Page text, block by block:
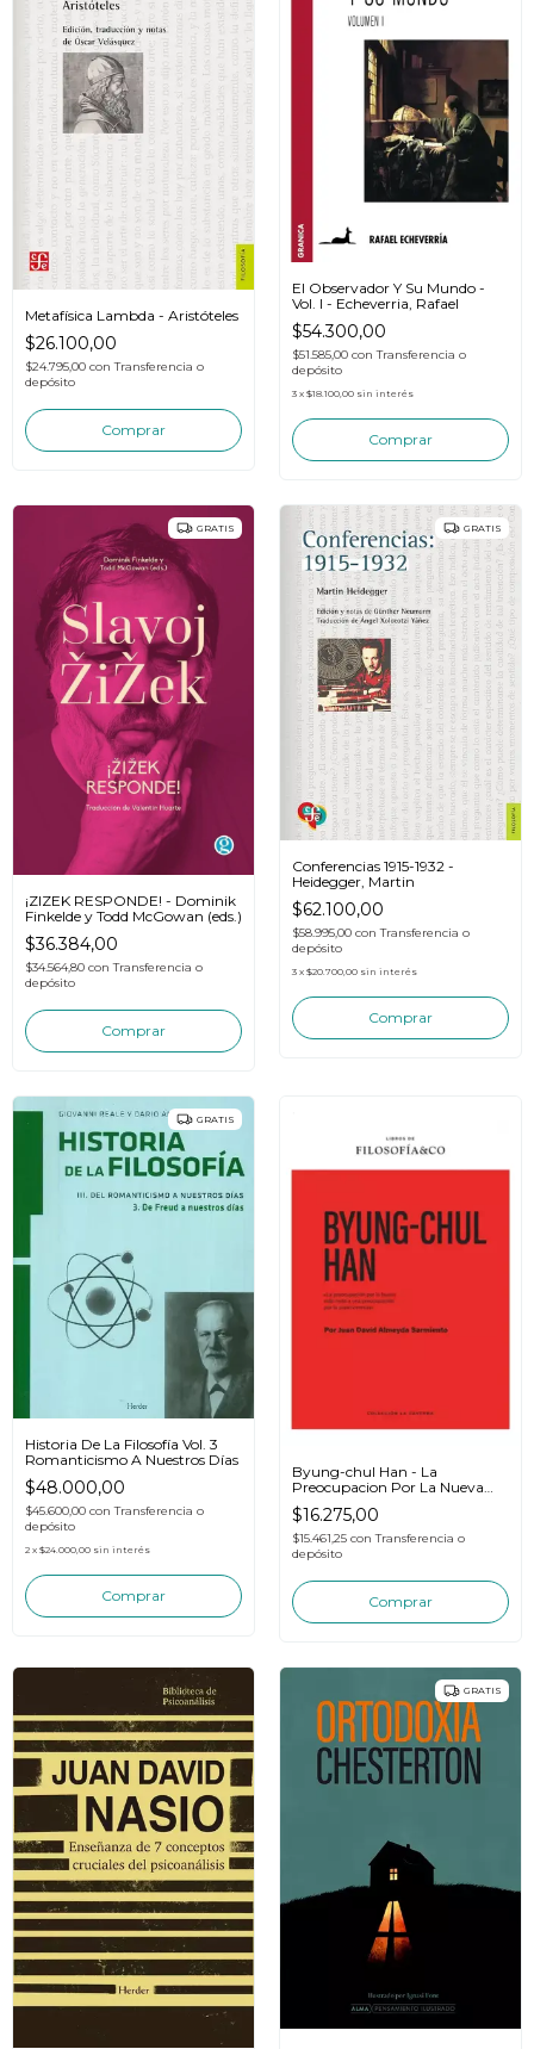
Metafísica Lambda - Aristóteles
$26.100,00
$24.795,00 con Transferencia o
depósito
El Observador Y Su Mundo -
Vol. I - Echeverria, Rafael
$54.300,00
$51.585,00 con Transferencia o
depósito
3 x $18.100,00 sin interés
GRATIS
¡ZIZEK RESPONDE! - Dominik
Finkelde y Todd McGowan (eds.)
$36.384,00
$34.564,80 con Transferencia o
depósito
GRATIS
Conferencias 1915-1932 -
Heidegger, Martin
$62.100,00
$58.995,00 con Transferencia o
depósito
3 x $20.700,00 sin interés
GRATIS
Historia De La Filosofía Vol. 3
Romanticismo A Nuestros Días
$48.000,00
$45.600,00 con Transferencia o
depósito
2 x $24.000,00 sin interés
Byung-chul Han - La
Preocupacion Por La Nueva
Vida
$16.275,00
$15.461,25 con Transferencia o
depósito
GRATIS